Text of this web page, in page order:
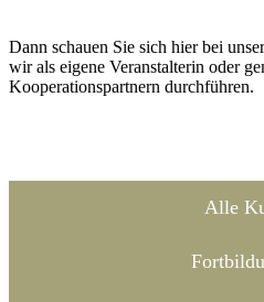
Dann schauen Sie sich hier bei
wir als eigene Veranstalterin oder
Kooperationspartnern durchführen.
Alle